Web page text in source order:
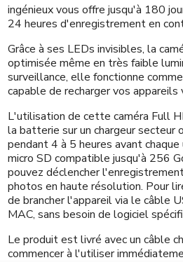
ingénieux vous offre jusqu'à 180
24 heures d'enregistrement en
Grâce à ses LEDs invisibles, la
optimisée même en très faible
surveillance, elle fonctionne
capable de recharger vos appareils
L'utilisation de cette caméra Full
la batterie sur un chargeur
pendant 4 à 5 heures avant
micro SD compatible jusqu'à 256
pouvez déclencher
photos en haute résolution. Pour
de brancher l'appareil via le câble
MAC, sans besoin de logiciel
Le produit est livré avec un câble
commencer à l'utiliser